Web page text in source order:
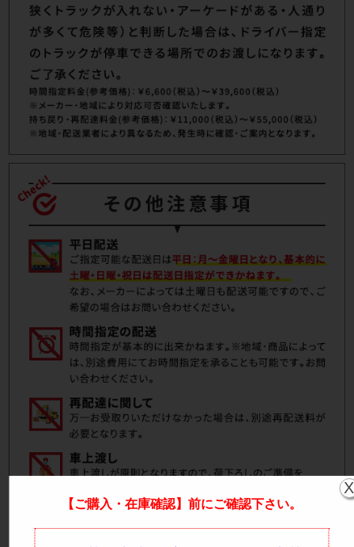
【ご購入・在庫確認】前にご確認下さい。
X